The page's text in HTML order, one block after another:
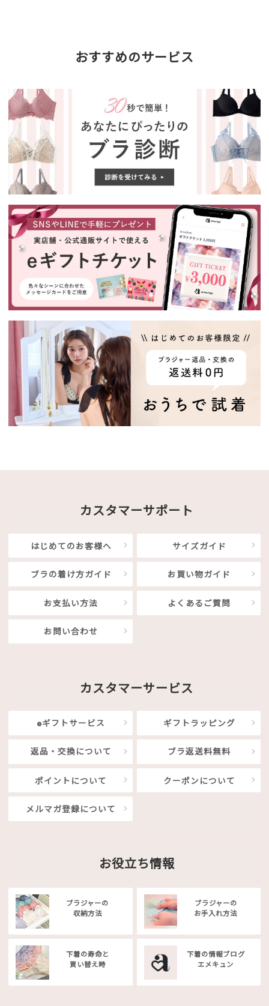
おすすめのサービス
カスタマーサポート
はじめてのお客様へ サイズガイド
ブラの着け方ガイド お買い物ガイド
お支払い方法 よくあるご質問
お問い合わせ
カスタマーサービス
eギフトサービス ギフトラッピング
返品・交換について ブラ返送料無料
ポイントについて クーポンについて
メルマガ登録について
お役立ち情報
ブラジャーの
収納方法
ブラジャーの
お手入れ方法
下着の寿命と
買い替え時
下着の情報ブログ
エメキュン